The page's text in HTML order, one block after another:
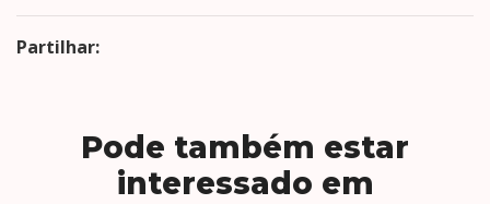
Partilhar:
Pode também estar
interessado em